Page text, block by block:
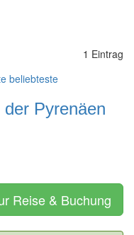
1 Eintrag
beliebteste
Pyrenäen
Reise & Buchung